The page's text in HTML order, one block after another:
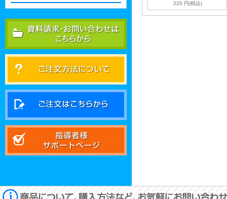
220 円(税込)